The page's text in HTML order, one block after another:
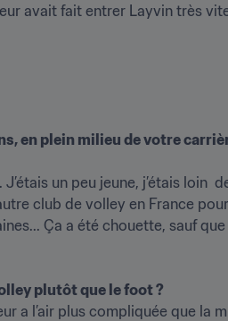
avait fait entrer Layvin très
en plein milieu de votre
un peu jeune, j’étais loin
club de volley en France
Ça a été chouette, sauf
plutôt que le foot ?
a l’air plus compliquée que la